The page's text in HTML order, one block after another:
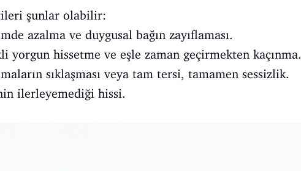
şunlar olabilir:
azalma ve duygusal bağın zayıflaması.
yorgun hissetme ve eşle zaman geçirmekten kaçınma.
sıklaşması veya tam tersi, tamamen sessizlik.
ilerleyemediği hissi.